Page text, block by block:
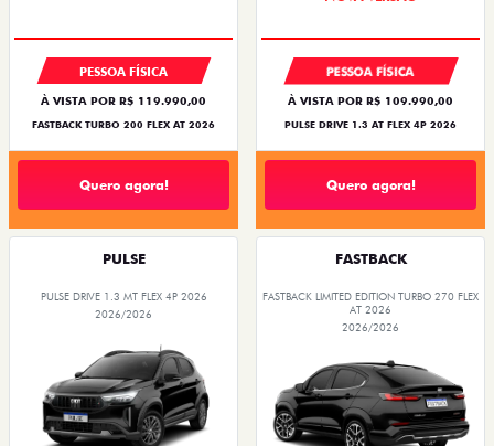
PESSOA FÍSICA
À VISTA POR R$ 119.990,00
FASTBACK TURBO 200 FLEX AT 2026
Quero agora!
PESSOA FÍSICA
À VISTA POR R$ 109.990,00
PULSE DRIVE 1.3 AT FLEX 4P 2026
Quero agora!
PULSE
PULSE DRIVE 1.3 MT FLEX 4P 2026
2026/2026
FASTBACK
FASTBACK LIMITED EDITION TURBO 270 FLEX
AT 2026
2026/2026